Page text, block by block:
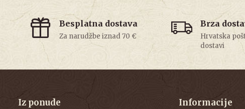
Besplatna dostava
Za narudžbe iznad 70 €
Brza
Hrvatska
dostavi
Iz ponude Informacije